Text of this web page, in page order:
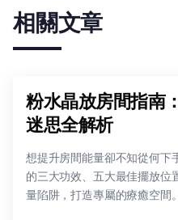
相關文章
粉水晶放房間指南
迷思全解析
想提升房間能量卻不知從何下
的三大功效、五大最佳擺放位
量陷阱，打造專屬的療癒空間。